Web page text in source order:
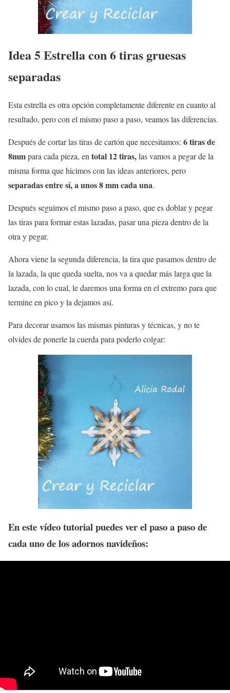
Idea 5 Estrella con 6 tiras gruesas
separadas
Esta estrella es otra opción completamente diferente en cuanto al
resultado, pero con el mismo paso a paso, veamos las diferencias.
Después de cortar las tiras de cartón que necesitamos: 6 tiras de
8mmpara cada pieza, en total 12 tiras,las vamos a pegar de la
misma forma que hicimos con las ideas anteriores, pero
separadas entre sí, a unos 8 mm cada una.
Después seguimos el mismo paso a paso, que es doblar y pegar
las tiras para formar estas lazadas, pasar una pieza dentro de la
otra y pegar.
Ahora viene la segunda diferencia, la tira que pasamos dentro de
la lazada, la que queda suelta, nos va a quedar más larga que la
lazada, con lo cual, le daremos una forma en el extremo para que
termine en pico y la dejamos así.
Para decorar usamos las mismas pinturas y técnicas, y no te
olvides de ponerle la cuerda para poderlo colgar:
En este vídeo tutorial puedes ver el paso a paso de
cada uno de los adornos navideños: